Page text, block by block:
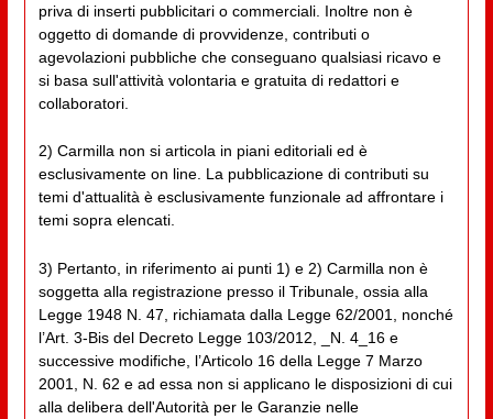
priva di inserti pubblicitari o commerciali. Inoltre non è
oggetto di domande di provvidenze, contributi o
agevolazioni pubbliche che conseguano qualsiasi ricavo e
si basa sull'attività volontaria e gratuita di redattori e
collaboratori.
2) Carmilla non si articola in piani editoriali ed è
esclusivamente on line. La pubblicazione di contributi su
temi d'attualità è esclusivamente funzionale ad affrontare i
temi sopra elencati.
3) Pertanto, in riferimento ai punti 1) e 2) Carmilla non è
soggetta alla registrazione presso il Tribunale, ossia alla
Legge 1948 N. 47, richiamata dalla Legge 62/2001, nonché
l’Art. 3-Bis del Decreto Legge 103/2012, _N. 4_16 e
successive modifiche, l’Articolo 16 della Legge 7 Marzo
2001, N. 62 e ad essa non si applicano le disposizioni di cui
alla delibera dell'Autorità per le Garanzie nelle